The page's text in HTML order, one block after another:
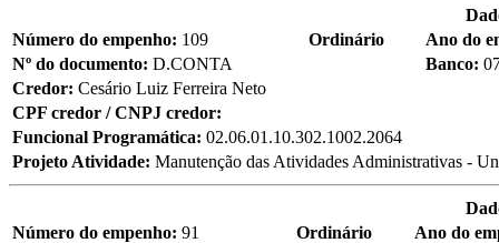
Número do empenho: 109 Ordinário
Ano do
Nº do documento: D.CONTA Banco:
Credor: Cesário Luiz Ferreira Neto
CPF credor / CNPJ credor:
Funcional Programática: 02.06.01.10.302.1002.2064
Projeto Atividade: Manutenção das Atividades Administrativas -
Número do empenho: 91 Ordinário
Ano do